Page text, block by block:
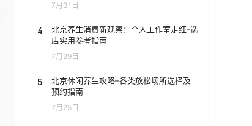
7月31日
4
北京养生消费新观察：个人工作室走红-选
店实用参考指南
7月29日
5
北京休闲养生攻略–各类放松场所选择及
预约指南
7月25日